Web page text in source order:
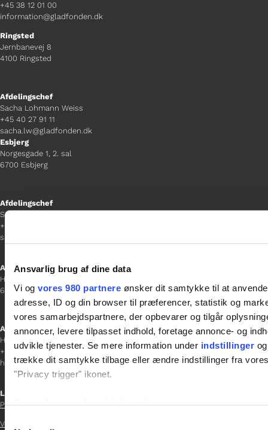
Ansvarlig brug af dine data
Vi og vores 980 partnere ønsker dit samtykke til at
adresse, ID og din browser til præferencer, statistik og
vores samarbejdspartnere, der opbevarer og tilgår
annoncer, levere tilpasset indhold, foretage annonce- og
udvikle tjenester. Se mere information under indstillinger
trække dit samtykke tilbage eller ændre indstillinger fra
"Privacy trigger" ikonet.
Samtykkevalg
+45 38 12 01 00
information@gladfonden.dk
Ringsted
Jernbanevej 8
4100 Ringsted
Afdelingschef
Sacha Lohmann Weiss
+45 40 27 91 11
sacha.lw@gladfonden.dk
Esbjerg
Norgesgade 1, 2. sal
6700 Esbjerg
Afdelingschef
Sanne Hansen
+45 23 69 19 35
sanne.h@gladfonden.dk
Aabenraa
H P Hanssens Gade 23, 2.
6200 Aabenraa
Afdelingschef
Helene Teichert
+45 29 37 32 41
helene.t@gladfonden.dk
Links
Persondatapolitik
Vedtægter